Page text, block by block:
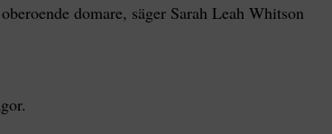
domare, säger Sarah Leah Whitson